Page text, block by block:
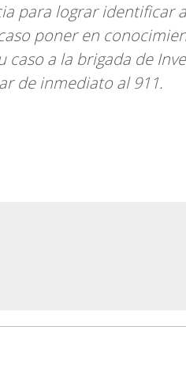
para lograr identificar
poner en
caso a la brigada de
de inmediato al 911.